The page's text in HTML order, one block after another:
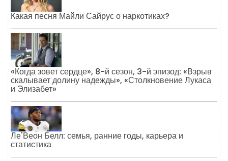
Какая песня Майли Сайрус о наркотиках?
«Когда зовет сердце», 8-й сезон, 3-й эпизод: «Взрыв
скалывает долину надежды», «Столкновение Лукаса
и Элизабет»
Ле'Веон Белл: семья, ранние годы, карьера и
статистика